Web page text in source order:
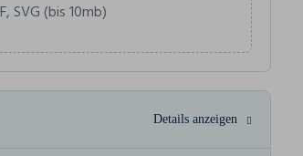
SVG (bis 10mb)
Details anzeigen